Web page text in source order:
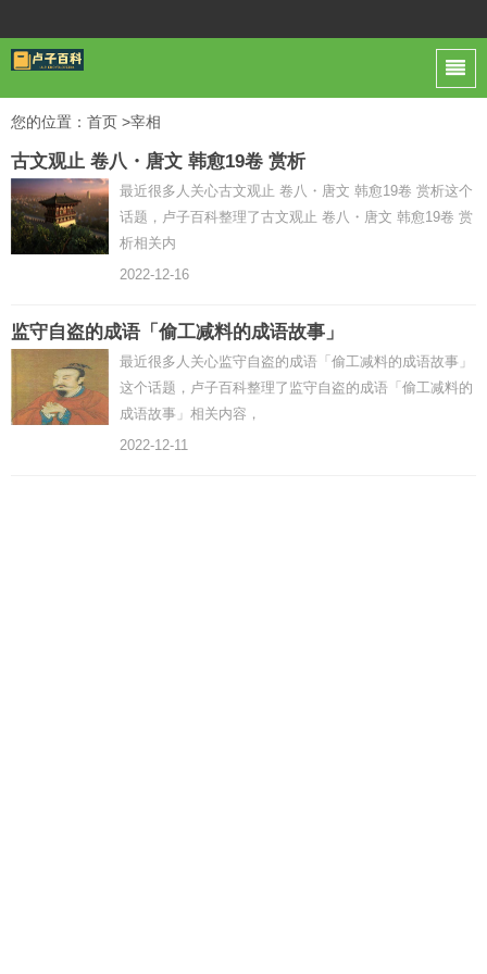
您的位置： 首页 >宰相
古文观止 卷八・唐文 韩愈19卷 赏析
最近很多人关心古文观止 卷八・唐文 韩愈19卷 赏析这个
话题，卢子百科整理了古文观止 卷八・唐文 韩愈19卷 赏
析相关内
2022-12-16
监守自盗的成语「偷工减料的成语故事」
最近很多人关心监守自盗的成语「偷工减料的成语故事」
这个话题，卢子百科整理了监守自盗的成语「偷工减料的
成语故事」相关内容，
2022-12-11